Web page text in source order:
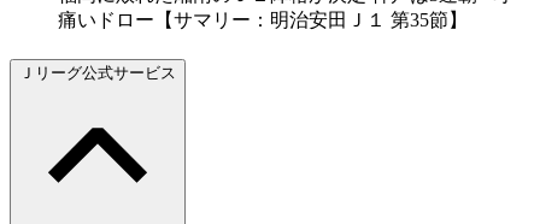
痛いドロー【サマリー：明治安田Ｊ１ 第35節】
Ｊリーグ公式サービス